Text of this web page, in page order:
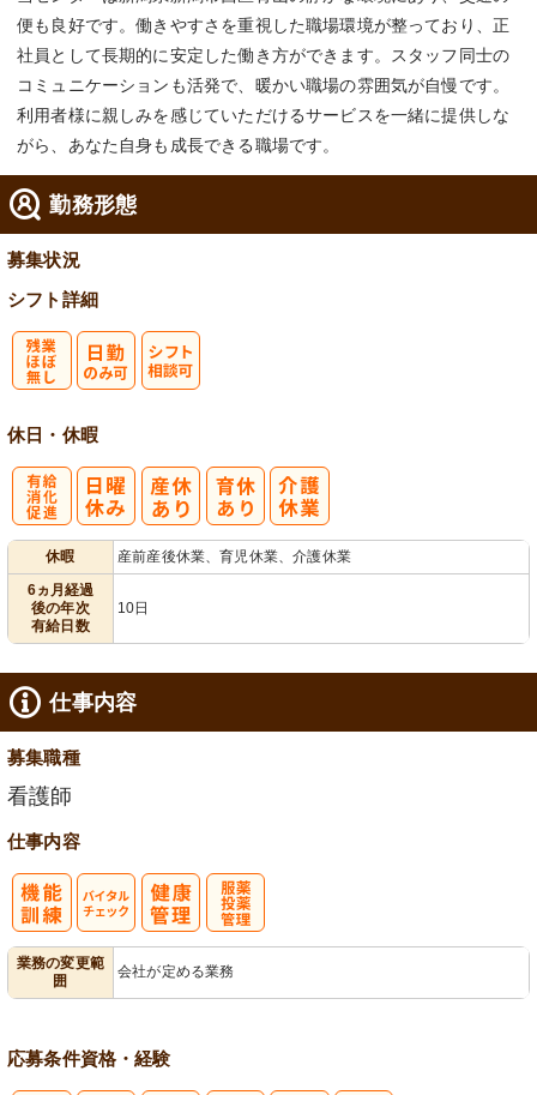
便も良好です。働きやすさを重視した職場環境が整っており、正
社員として長期的に安定した働き方ができます。スタッフ同士の
コミュニケーションも活発で、暖かい職場の雰囲気が自慢です。
利用者様に親しみを感じていただけるサービスを一緒に提供しな
がら、あなた自身も成長できる職場です。
勤務形態
募集状況
シフト詳細
休日・休暇
休暇
産前産後休業、育児休業、介護休業
6ヵ月経過
後の年次
有給日数
10日
仕事内容
募集職種
看護師
仕事内容
業務の変更範
囲
会社が定める業務
応募条件資格・経験